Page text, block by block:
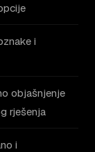
i
objašnjenje
rješenja
i